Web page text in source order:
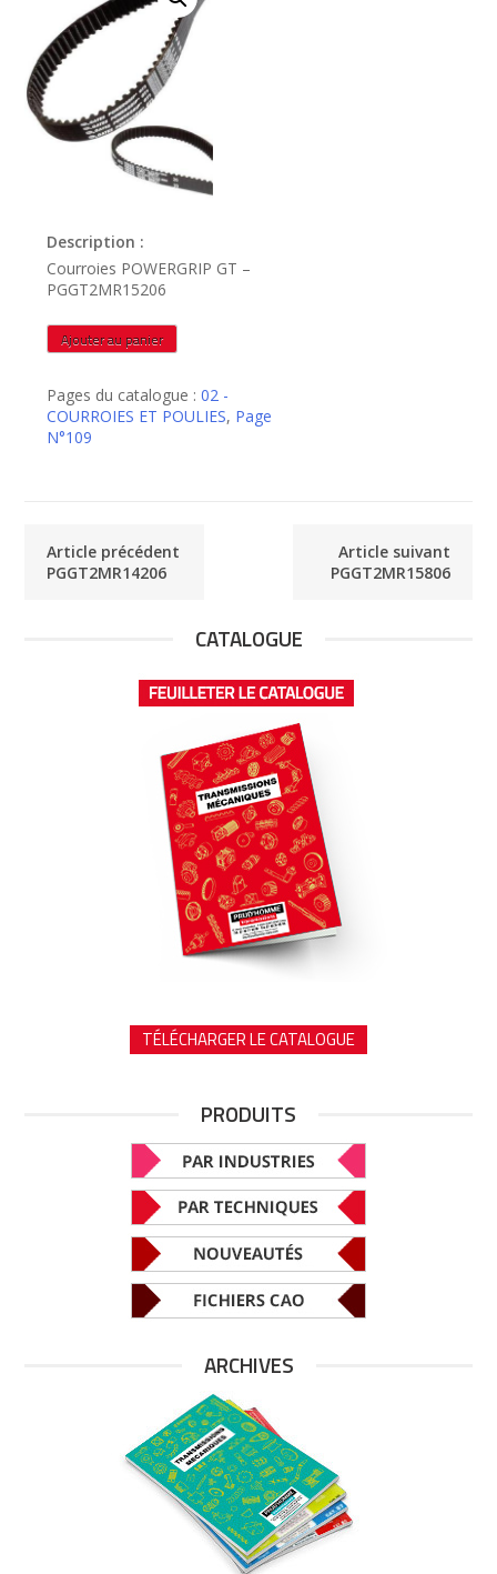
Description :
Courroies POWERGRIP GT –
PGGT2MR15206
quantité
de
Ajouter au panier
Pages du catalogue :02 -
COURROIES ET POULIES, Page
N°109
Article précédent
PGGT2MR14206
Article suivant
PGGT2MR15806
CATALOGUE
TÉLÉCHARGER LE CATALOGUE
PRODUITS
ARCHIVES